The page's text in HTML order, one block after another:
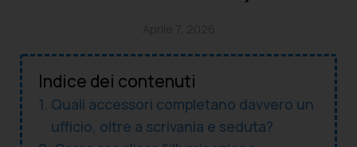
Indice dei contenuti
Quali accessori completano davvero un
ufficio, oltre a scrivania e seduta?